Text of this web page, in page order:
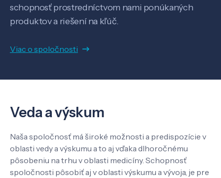
Know-how
schopnosť prostredníctvom nami ponúkaných
produktov a riešení na kľúč.
Viac o spoločnosti
Veda a výskum
Naša spoločnosť má široké možnosti a predispozície v
oblasti vedy a výskumu a to aj vďaka dlhoročnému
pôsobeniu na trhu v oblasti medicíny. Schopnosť
spoločnosti pôsobiť aj v oblasti výskumu a vývoja, je pre